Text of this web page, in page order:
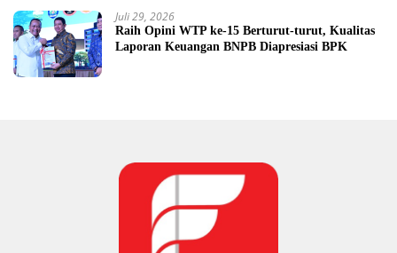
Juli 29, 2026
Raih Opini WTP ke-15 Berturut-turut, Kualitas
Laporan Keuangan BNPB Diapresiasi BPK